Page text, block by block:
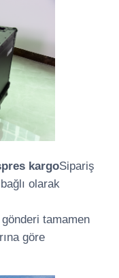
kargoSipariş
olarak
tamamen
göre